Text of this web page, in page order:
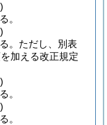
。
。 ただし、別表
加える改正規定
。
。